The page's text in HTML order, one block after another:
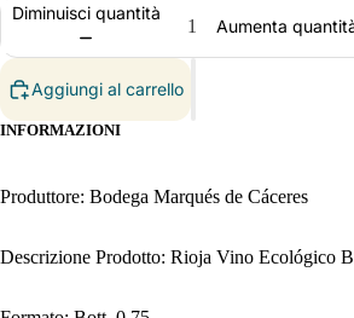
Diminuisci quantità
Aumenta
Aggiungi al carrello
INFORMAZIONI
Produttore: Bodega Marqués de Cáceres
Descrizione Prodotto: Rioja Vino Ecológico